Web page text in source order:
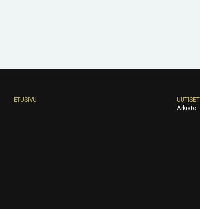
ETUSIVU
UUTISET
Arkisto